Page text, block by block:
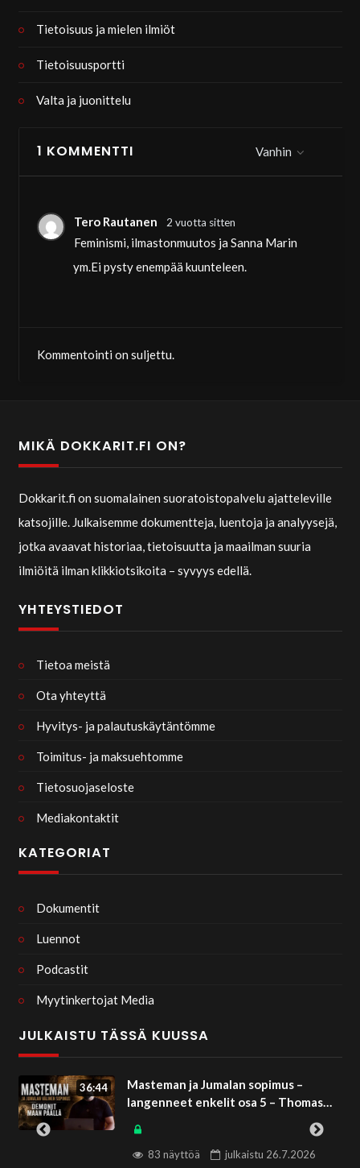
Tietoisuus ja mielen ilmiöt
Tietoisuusportti
Valta ja juonittelu
1 KOMMENTTI Vanhin
Tero Rautanen 2 vuotta sitten
Feminismi, ilmastonmuutos ja Sanna Marin
ym.Ei pysty enempää kuunteleen.
Kommentointi on suljettu.
MIKÄ DOKKARIT.FI ON?
Dokkarit.fi on suomalainen suoratoistopalvelu ajatteleville
katsojille. Julkaisemme dokumentteja, luentoja ja analyysejä,
jotka avaavat historiaa, tietoisuutta ja maailman suuria
ilmiöitä ilman klikkiotsikoita – syvyys edellä.
YHTEYSTIEDOT
Tietoa meistä
Ota yhteyttä
Hyvitys- ja palautuskäytäntömme
Toimitus- ja maksuehtomme
Tietosuojaseloste
Mediakontaktit
KATEGORIAT
Dokumentit
Luennot
Podcastit
Myytinkertojat Media
JULKAISTU TÄSSÄ KUUSSA
36:44
Masteman ja Jumalan sopimus –
langenneet enkelit osa 5 – Thomas
83 näyttöä julkaistu 26.7.2026